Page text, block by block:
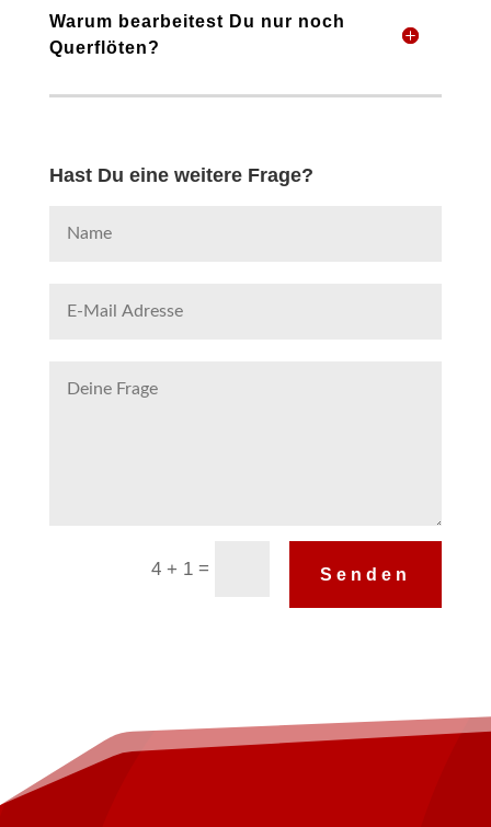
Warum bearbeitest Du nur noch
Querflöten?
Hast Du eine weitere Frage?
4 + 1 = Senden